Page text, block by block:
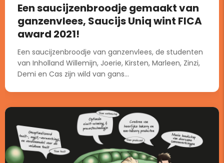
Een saucijzenbroodje gemaakt van
ganzenvlees, Saucijs Uniq wint FICA
award 2021!
Een saucijzenbroodje van ganzenvlees, de studenten
van Inholland Willemijn, Joerie, Kirsten, Marleen, Zinzi,
Demi en Cas zijn wild van gans...